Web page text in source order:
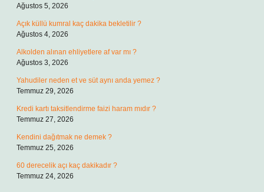
Ağustos 5, 2026
Açık küllü kumral kaç dakika bekletilir ?
Ağustos 4, 2026
Alkolden alınan ehliyetlere af var mı ?
Ağustos 3, 2026
Yahudiler neden et ve süt aynı anda yemez ?
Temmuz 29, 2026
Kredi kartı taksitlendirme faizi haram mıdır ?
Temmuz 27, 2026
Kendini dağıtmak ne demek ?
Temmuz 25, 2026
60 derecelik açı kaç dakikadır ?
Temmuz 24, 2026